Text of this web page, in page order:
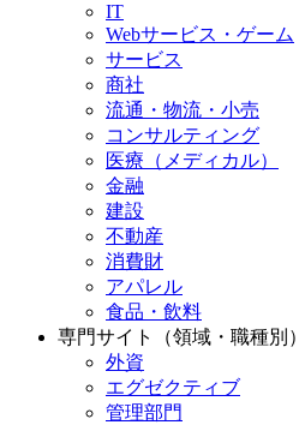
IT
Webサービス・ゲーム
サービス
商社
流通・物流・小売
コンサルティング
医療（メディカル）
金融
建設
不動産
消費財
アパレル
食品・飲料
専門サイト（領域・職種別）
外資
エグゼクティブ
管理部門